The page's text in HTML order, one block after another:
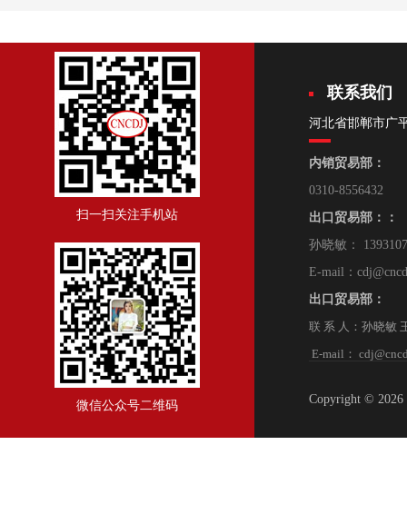
扫一扫关注手机站
微信公众号二维码
联系我们
河北省邯郸市广
内销贸易部：
0310-8556432
出口贸易部：：
孙晓敏：
E-mail：
出口贸易部：
联 系 人：孙晓敏
E-mail：
Copyright ©